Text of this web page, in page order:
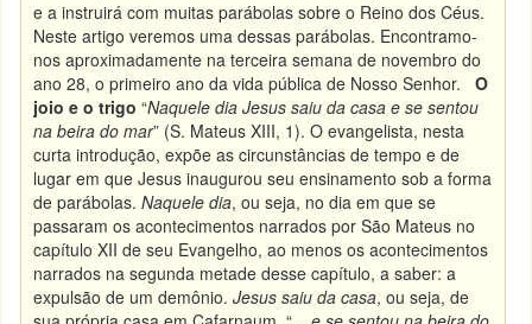
e a instruirá com muitas parábolas sobre o Reino dos Céus.
Neste artigo veremos uma dessas parábolas. Encontramo-
nos aproximadamente na terceira semana de novembro do
ano 28, o primeiro ano da vida pública de Nosso Senhor.O
joio e o trigo “Naquele dia Jesus saiu da casa e se sentou
na beira do mar” (S. Mateus XIII, 1). O evangelista, nesta
curta introdução, expõe as circunstâncias de tempo e de
lugar em que Jesus inaugurou seu ensinamento sob a forma
de parábolas.Naquele dia, ou seja, no dia em que se
passaram os acontecimentos narrados por São Mateus no
capítulo XII de seu Evangelho, ao menos os acontecimentos
narrados na segunda metade desse capítulo, a saber: a
expulsão de um demônio.Jesus saiu da casa, ou seja, de